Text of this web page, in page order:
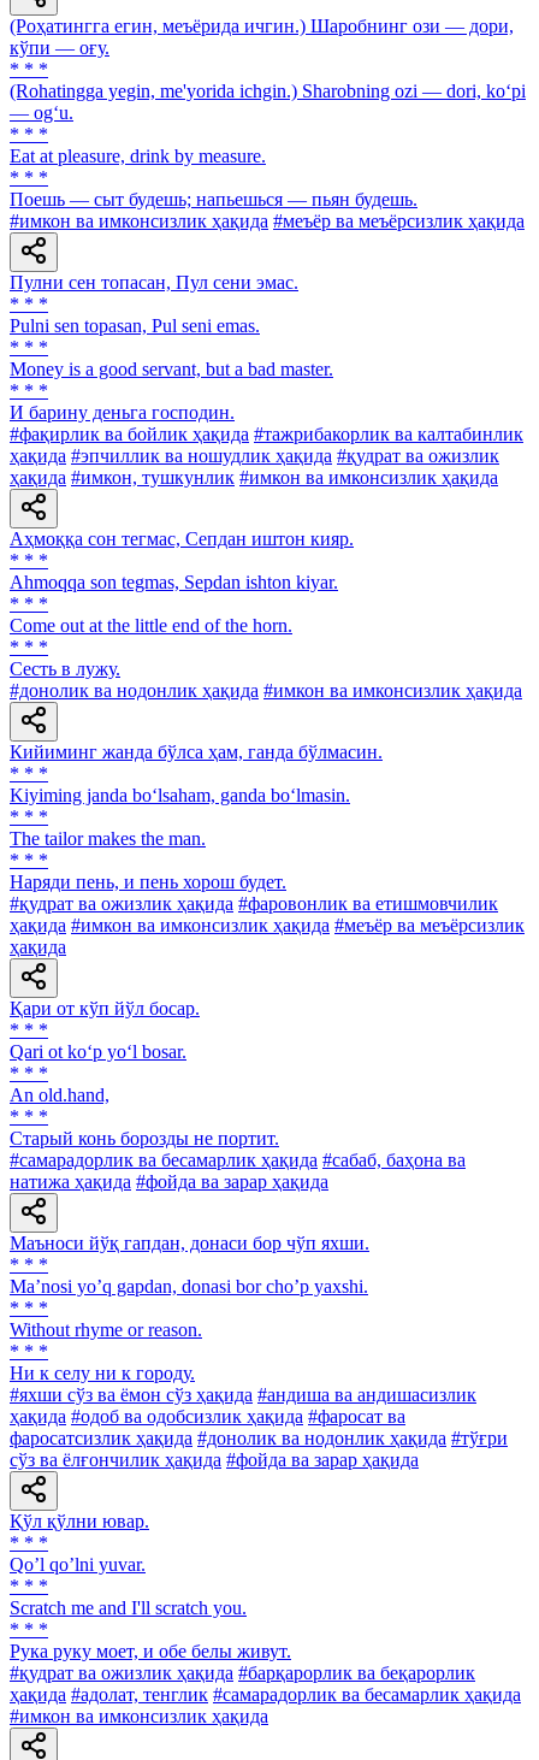
(Роҳатингга егин, меъёрида ичгин.) Шаробнинг ози — дори,
кўпи — оғу.
* * *
(Rohatingga yegin, me'yorida ichgin.) Sharobning ozi — dori, ko‘pi
— og‘u.
* * *
Eat at pleasure, drink by measure.
* * *
Поешь — сыт будешь; напьешься — пьян будешь.
#имкон ва имконсизлик ҳақида #меъёр ва меъёрсизлик ҳақида
Пулни сен топасан, Пул сени эмас.
* * *
Pulni sen topasan, Pul seni emas.
* * *
Money is a good servant, but a bad master.
* * *
И барину деньга господин.
#фақирлик ва бойлик ҳақида #тажрибакорлик ва калтабинлик
ҳақида #эпчиллик ва ношудлик ҳақида #қудрат ва ожизлик
ҳақида #имкон, тушкунлик #имкон ва имконсизлик ҳақида
Аҳмоққа сон тегмас, Сепдан иштон кияр.
* * *
Ahmoqqa son tegmas, Sepdan ishton kiyar.
* * *
Come out at the little end of the horn.
* * *
Сесть в лужу.
#донолик ва нодонлик ҳақида #имкон ва имконсизлик ҳақида
Кийиминг жанда бўлса ҳам, ганда бўлмасин.
* * *
Kiyiming janda bo‘lsaham, ganda bo‘lmasin.
* * *
The tailor makes the man.
* * *
Наряди пень, и пень хорош будет.
#қудрат ва ожизлик ҳақида #фаровонлик ва етишмовчилик
ҳақида #имкон ва имконсизлик ҳақида #меъёр ва меъёрсизлик
ҳақида
Қари от кўп йўл босар.
* * *
Qari ot ko‘p yo‘l bosar.
* * *
An old.hand,
* * *
Старый конь борозды не портит.
#самарадорлик ва бесамарлик ҳақида #сабаб, баҳона ва
натижа ҳақида #фойда ва зарар ҳақида
Маъноси йўқ гапдан, донаси бор чўп яхши.
* * *
Maʼnosi yoʼq gapdan, donasi bor choʼp yaxshi.
* * *
Without rhyme or reason.
* * *
Ни к селу ни к городу.
#яхши сўз ва ёмон сўз ҳақида #андиша ва андишасизлик
ҳақида #одоб ва одобсизлик ҳақида #фаросат ва
фаросатсизлик ҳақида #донолик ва нодонлик ҳақида #тўғри
сўз ва ёлғончилик ҳақида #фойда ва зарар ҳақида
Қўл қўлни ювар.
* * *
Qoʼl qoʼlni yuvar.
* * *
Scratch me and I'll scratch you.
* * *
Рука руку моет, и обе белы живут.
#қудрат ва ожизлик ҳақида #барқарорлик ва беқарорлик
ҳақида #адолат, тенглик #самарадорлик ва бесамарлик ҳақида
#имкон ва имконсизлик ҳақида